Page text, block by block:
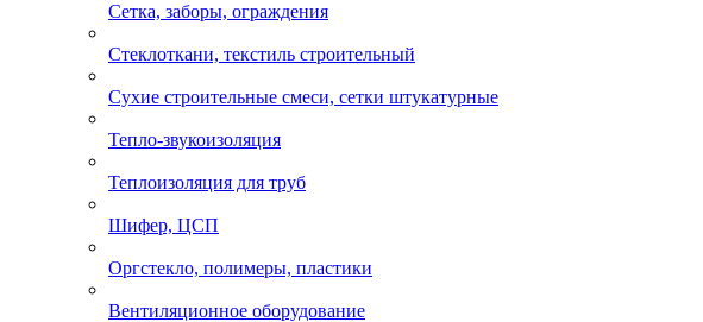
Сетка, заборы, ограждения
Стеклоткани, текстиль строительный
Сухие строительные смеси, сетки штукатурные
Тепло-звукоизоляция
Теплоизоляция для труб
Шифер, ЦСП
Оргстекло, полимеры, пластики
Вентиляционное оборудование